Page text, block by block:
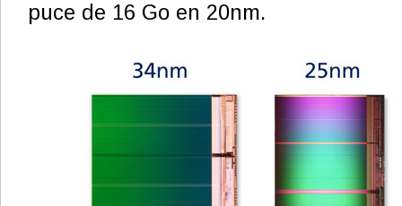
puce de 16 Go en 20nm.